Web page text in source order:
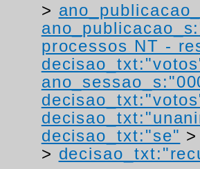
>
processos NT -
decisao_txt:"se" >
>